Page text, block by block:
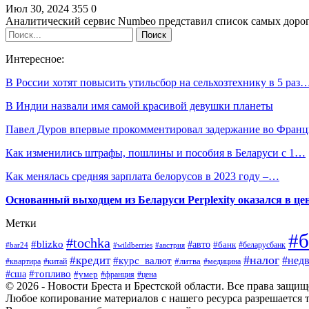
Июл 30, 2024 355 0
Аналитический сервис Numbeo представил список самых
Интересное:
В России хотят повысить утильсбор на сельхозтехнику в 5
В Индии назвали имя самой красивой девушки планеты
Павел Дуров впервые прокомментировал задержание во
Как изменились штрафы, пошлины и пособия в Беларуси с 1…
Как менялась средняя зарплата белорусов в 2023 году –…
Основанный выходцем из Беларуси Perplexity оказался в
Метки
#bar24 #blizko #tochka #wildberries #австрия #авто #банк #беларусбанк
#квартира #китай #кредит #курс_валют #литва #медицина #налог
#сша #топливо #умер #франция #цена
© 2026 - Новости Бреста и Брестской области. Все права
Любое копирование материалов с нашего ресурса